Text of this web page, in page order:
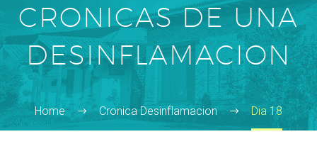
CRONICAS DE UNA
DESINFLAMACION
Home Cronica Desinflamacion Dia 18